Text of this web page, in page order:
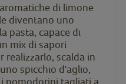
di limone
diventano uno
pasta, capace di
mix di sapori
realizzarlo, scalda in
spicchio d'aglio,
pomodorini tagliati a